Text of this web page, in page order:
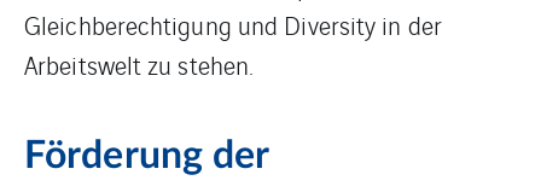
Gleichberechtigung und Diversity in der
Arbeitswelt zu stehen.
Förderung der